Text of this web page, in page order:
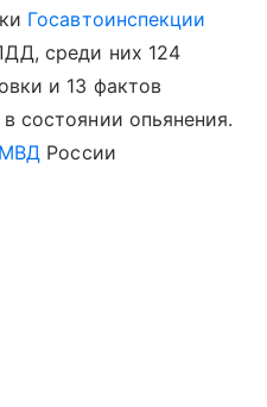
Госавтоинспекции
среди них 124
и 13 фактов
состоянии опьянения.
МВД России